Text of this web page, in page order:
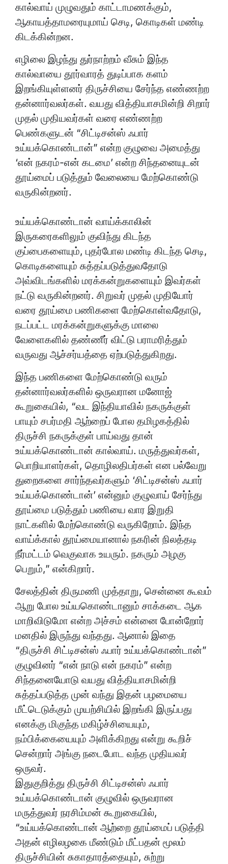
கால்வாய் முழுவதும் காட்டாமணக்கும்,
ஆகாயத்தாமரையுமாய் செடி, கொடிகள் மண்டி
கிடக்கின்றன.
எழிலை இழந்து துர்நாற்றம் வீசும் இந்த
கால்வாயை தூர்வாரத் துடிப்பாக களம்
இறங்கியுள்ளனர் திருச்சியை சேர்ந்த எண்ணற்ற
தன்னார்வலர்கள். வயது வித்தியாசமின்றி சிறார்
முதல் முதியவர்கள் வரை எண்ணற்ற
பெண்களுடன் “சிட்டிசன்ஸ் ஃபார்
உய்யக்கொண்டான்” என்ற குழுவை அமைத்து
‘என் நகரம்-என் கடமை’ என்ற சிந்தனையுடன்
தூய்மைப் படுத்தும் வேலையை மேற்கொண்டு
வருகின்றனர்.
உய்யக்கொண்டான் வாய்க்காலின்
இருகரைகளிலும் குவிந்து கிடந்த
குப்பைகளையும், புதர்போல மண்டி கிடந்த செடி,
கொடிகளையும் சுத்தப்படுத்துவதோடு
அவ்விடங்களில் மரக்கன்றுகளையும் இவர்கள்
நட்டு வருகின்றனர். சிறுவர் முதல் முதியோர்
வரை தூய்மை பணிகளை மேற்கொள்வதோடு,
நடப்பட்ட மரக்கன்றுகளுக்கு மாலை
வேளைகளில் தண்ணீர் விட்டு பராமரித்தும்
வருவது ஆச்சர்யத்தை ஏற்படுத்துகிறது.
இந்த பணிகளை மேற்கொண்டு வரும்
தன்னார்வலர்களில் ஒருவரான மனோஜ்
கூறுகையில், “வட இந்தியாவில் நகருக்குள்
பாயும் சபர்மதி ஆற்றைப் போல தமிழகத்தில்
திருச்சி நகருக்குள் பாய்வது தான்
உய்யக்கொண்டான் கால்வாய். மருத்துவர்கள்,
பொறியாளர்கள், தொழிலதிபர்கள் என பல்வேறு
துறைகளை சார்ந்தவர்களும் ‘சிட்டிசன்ஸ் ஃபார்
உய்யக்கொண்டான்’ என்னும் குழுவாய் சேர்ந்து
தூய்மை படுத்தும் பணியை வார இறுதி
நாட்களில் மேற்கொண்டு வருகிறோம். இந்த
வாய்க்கால் தூய்மையானால் நகரின் நிலத்தடி
நீர்மட்டம் வெகுவாக உயரும். நகரும் அழகு
பெறும்,” என்கிறார்.
சேலத்தின் திருமணி முத்தாறு, சென்னை கூவம்
ஆறு போல உய்யகொண்டானும் சாக்கடை ஆக
மாறிவிடுமோ என்ற அச்சம் என்னை போன்றோர்
மனதில் இருந்து வந்தது. ஆனால் இதை
“திருச்சி சிட்டிசன்ஸ் ஃபார் உய்யக்கொண்டான்”
குழுவினர் “என் நாடு என் நகரம்” என்ற
சிந்தனையோடு வயது வித்தியாசமின்றி
சுத்தப்படுத்த முன் வந்து இதன் பழமையை
மீட்டெடுக்கும் முயற்சியில் இறங்கி இருப்பது
எனக்கு மிகுந்த மகிழ்ச்சியையும்,
நம்பிக்கையையும் அளிக்கிறது என்று கூறிச்
சென்றார் அங்கு நடைபோட வந்த முதியவர்
ஒருவர்.
இதுகுறித்து திருச்சி சிட்டிசன்ஸ் ஃபார்
உய்யக்கொண்டான் குழுவில் ஒருவரான
மருத்துவர் நரசிம்மன் கூறுகையில்,
“உய்யக்கொண்டான் ஆற்றை தூய்மைப் படுத்தி
அதன் எழிலழகை மீண்டும் மீட்பதன் மூலம்
திருச்சியின் சுகாதாரத்தையும், சுற்று